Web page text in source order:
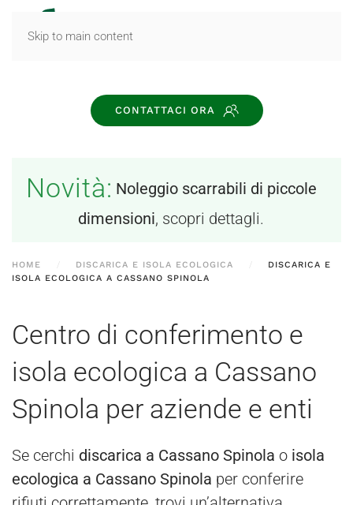
Skip to main content
CONTATTACI ORA
Novità: Noleggio scarrabili di piccole
dimensioni, scopri dettagli.
HOME DISCARICA E ISOLA ECOLOGICA
DISCARICA E
ISOLA ECOLOGICA A CASSANO SPINOLA
Centro di conferimento e
isola ecologica a Cassano
Spinola per aziende e enti
Se cerchi discarica a Cassano Spinola o isola
ecologica a Cassano Spinola per conferire